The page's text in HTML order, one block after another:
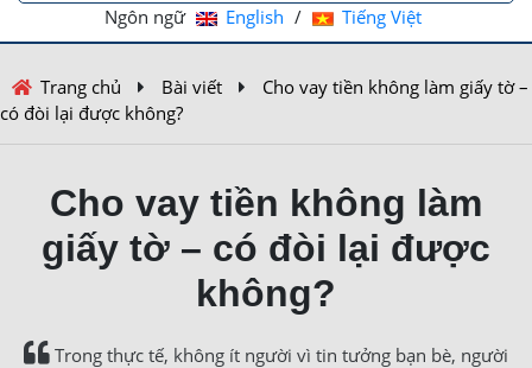
Ngôn ngữ English / Tiếng Việt
Trang chủ Bài viết
Cho vay tiền không làm giấy tờ –
có đòi lại được không?
Cho vay tiền không làm
giấy tờ – có đòi lại được
không?
Trong thực tế, không ít người vì tin tưởng bạn bè, người